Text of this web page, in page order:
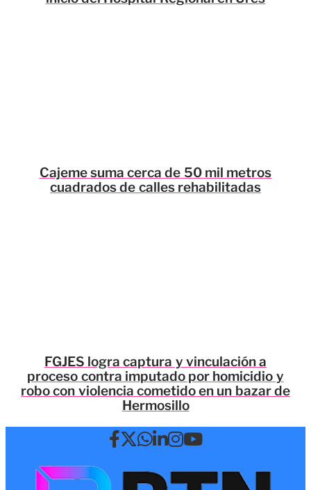
Cajeme suma cerca de 50 mil metros
cuadrados de calles rehabilitadas
FGJES logra captura y vinculación a
proceso contra imputado por homicidio y
robo con violencia cometido en un bazar de
Hermosillo